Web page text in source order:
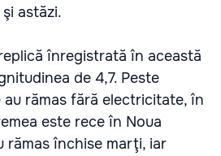
astăzi.
înregistrată în această
de 4,7. Peste
rămas fără electricitate, în
este rece în Noua
rămas închise marţi, iar